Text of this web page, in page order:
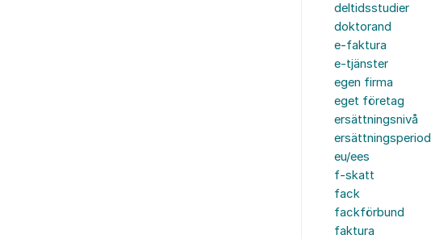
deltidsstudier
doktorand
e-faktura
e-tjänster
egen firma
eget företag
ersättningsnivå
ersättningsperiod
eu/ees
f-skatt
fack
fackförbund
faktura